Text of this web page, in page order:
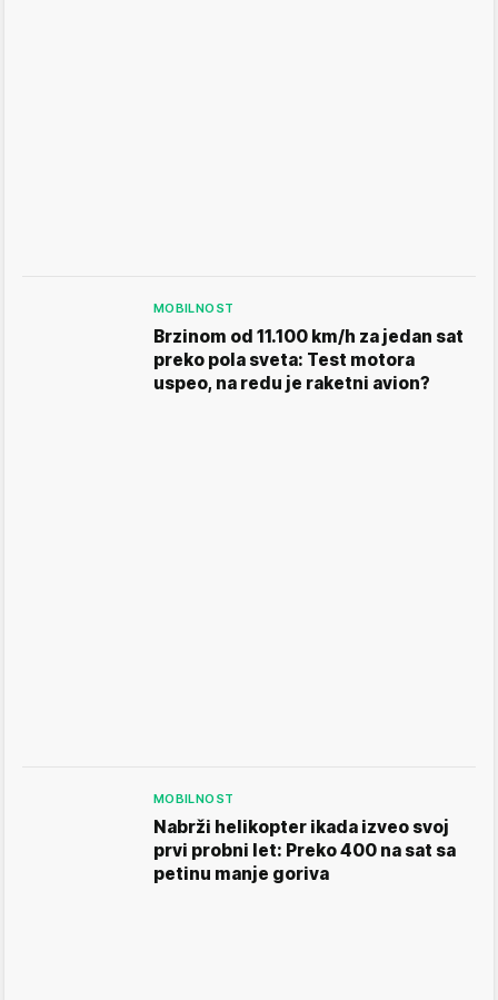
MOBILNOST
Brzinom od 11.100 km/h za jedan sat
preko pola sveta: Test motora
uspeo, na redu je raketni avion?
MOBILNOST
Nabrži helikopter ikada izveo svoj
prvi probni let: Preko 400 na sat sa
petinu manje goriva